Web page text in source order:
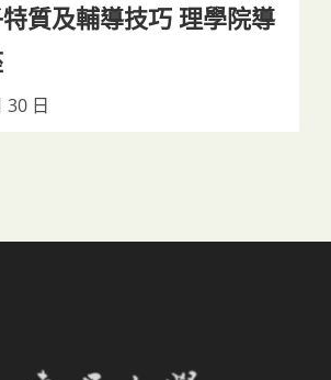
質及輔導技巧 理學院導
30 日